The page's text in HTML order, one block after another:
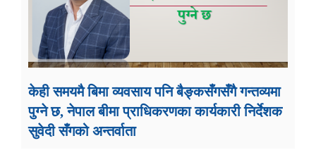
केही समयमै बिमा व्यवसाय पनि बैङ्कसँगसँगै गन्तव्यमा
पुग्ने छ, नेपाल बीमा प्राधिकरणका कार्यकारी निर्देशक
सुवेदी सँगको अन्तर्वाता